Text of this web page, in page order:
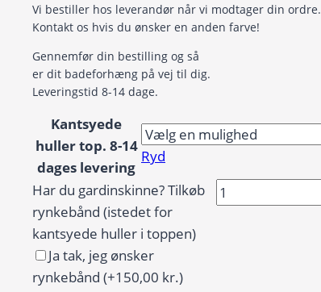
Vi bestiller hos leverandør når vi modtager din ordre.
Kontakt os hvis du ønsker en anden farve!
Gennemfør din bestilling og så
er dit badeforhæng på vej til dig.
Leveringstid 8-14 dage.
Kantsyede
huller top. 8-14
dages levering
Ryd
Har du gardinskinne? Tilkøb
rynkebånd (istedet for
kantsyede huller i toppen)
Ja tak, jeg ønsker
rynkebånd (+150,00 kr.)
Badeforhæng
/